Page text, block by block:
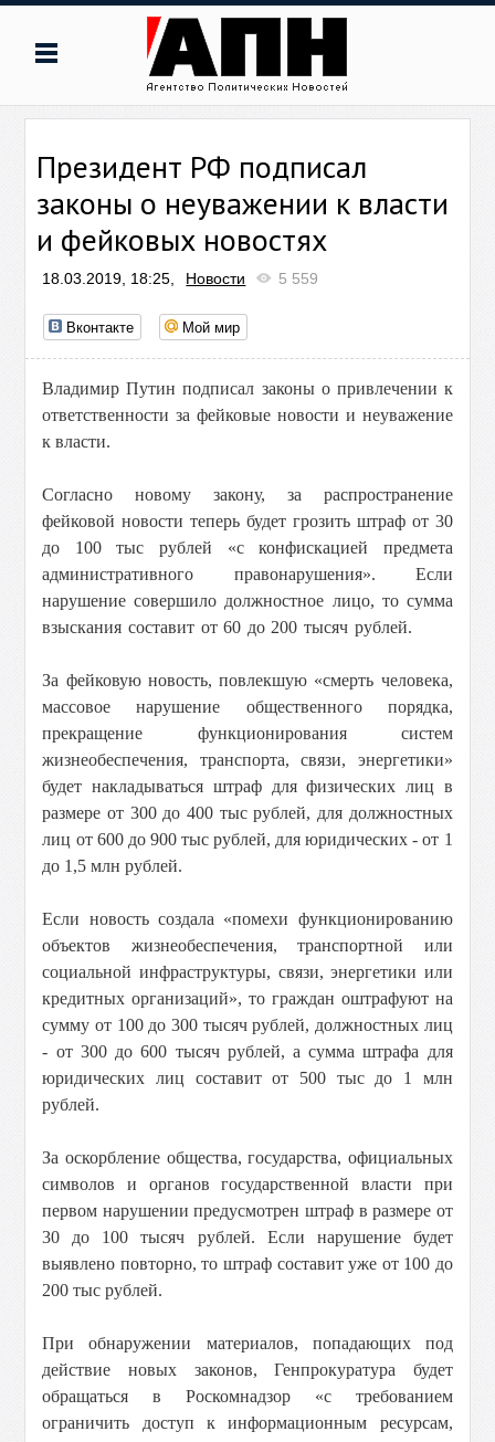
Президент РФ подписал
законы о неуважении к власти
и фейковых новостях
18.03.2019, 18:25, Новости 5 559
Вконтакте Мой мир
Владимир Путин подписал законы о привлечении к
ответственности за фейковые новости и неуважение
к власти.
Согласно новому закону, за распространение
фейковой новости теперь будет грозить штраф от 30
до 100 тыс рублей «с конфискацией предмета
административного правонарушения». Если
нарушение совершило должностное лицо, то сумма
взыскания составит от 60 до 200 тысяч рублей.
За фейковую новость, повлекшую «смерть человека,
массовое нарушение общественного порядка,
прекращение функционирования систем
жизнеобеспечения, транспорта, связи, энергетики»
будет накладываться штраф для физических лиц в
размере от 300 до 400 тыс рублей, для должностных
лиц от 600 до 900 тыс рублей, для юридических - от 1
до 1,5 млн рублей.
Если новость создала «помехи функционированию
объектов жизнеобеспечения, транспортной или
социальной инфраструктуры, связи, энергетики или
кредитных организаций», то граждан оштрафуют на
сумму от 100 до 300 тысяч рублей, должностных лиц
- от 300 до 600 тысяч рублей, а сумма штрафа для
юридических лиц составит от 500 тыс до 1 млн
рублей.
За оскорбление общества, государства, официальных
символов и органов государственной власти при
первом нарушении предусмотрен штраф в размере от
30 до 100 тысяч рублей. Если нарушение будет
выявлено повторно, то штраф составит уже от 100 до
200 тыс рублей.
При обнаружении материалов, попадающих под
действие новых законов, Генпрокуратура будет
обращаться в Роскомнадзор «с требованием
ограничить доступ к информационным ресурсам,